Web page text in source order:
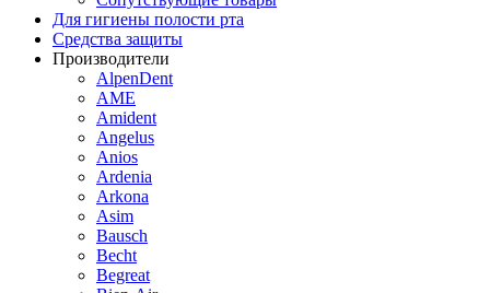
Для гигиены полости рта
Средства защиты
Производители
AlpenDent
AME
Amident
Angelus
Anios
Ardenia
Arkona
Asim
Bausch
Becht
Begreat